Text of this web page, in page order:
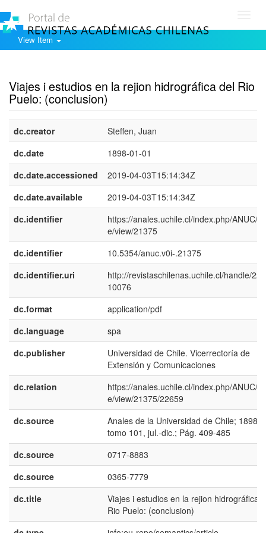
View Item
Viajes i estudios en la rejion hidrográfica del Rio
Puelo: (conclusion)
dc.creator
Steffen, Juan
dc.date
1898-01-01
dc.date.accessioned
2019-04-03T15:14:34Z
dc.date.available
2019-04-03T15:14:34Z
dc.identifier
https://anales.uchile.cl/index.php/ANUC/
e/view/21375
dc.identifier
10.5354/anuc.v0i-.21375
dc.identifier.uri
http://revistaschilenas.uchile.cl/handle/
10076
dc.format
application/pdf
dc.language
spa
dc.publisher
Universidad de Chile. Vicerrectoría de
Extensión y Comunicaciones
dc.relation
https://anales.uchile.cl/index.php/ANUC/
e/view/21375/22659
dc.source
Anales de la Universidad de Chile; 1898:
tomo 101, jul.-dic.; Pág. 409-485
dc.source
0717-8883
dc.source
0365-7779
dc.title
Viajes i estudios en la rejion hidrográfica
Rio Puelo: (conclusion)